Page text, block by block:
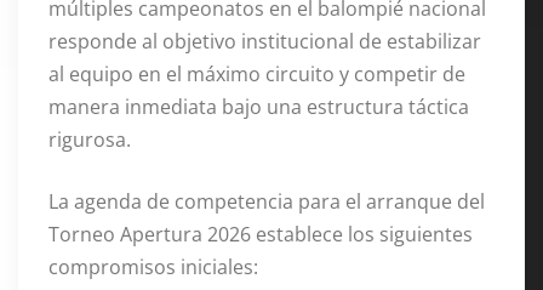
múltiples campeonatos en el balompié nacional
responde al objetivo institucional de estabilizar
al equipo en el máximo circuito y competir de
manera inmediata bajo una estructura táctica
rigurosa.
La agenda de competencia para el arranque del
Torneo Apertura 2026 establece los siguientes
compromisos iniciales: